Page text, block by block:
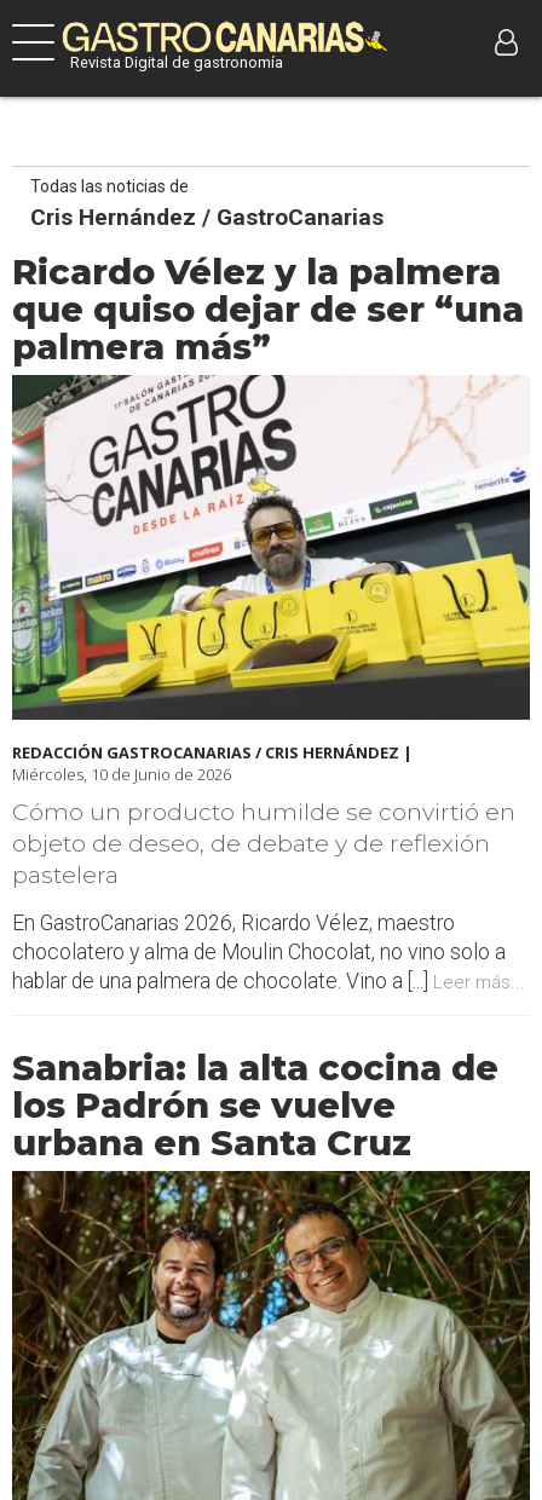
Revista Digital de gastronomía
Todas las noticias de
Cris Hernández / GastroCanarias
Ricardo Vélez y la palmera
que quiso dejar de ser “una
palmera más”
REDACCIÓN GASTROCANARIAS / CRIS HERNÁNDEZ |
Miércoles, 10 de Junio de 2026
Cómo un producto humilde se convirtió en
objeto de deseo, de debate y de reflexión
pastelera
En GastroCanarias 2026, Ricardo Vélez, maestro
chocolatero y alma de Moulin Chocolat, no vino solo a
hablar de una palmera de chocolate. Vino a [...]
Leer más...
Sanabria: la alta cocina de
los Padrón se vuelve
urbana en Santa Cruz